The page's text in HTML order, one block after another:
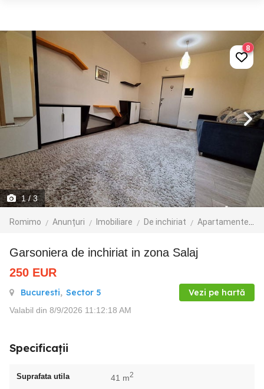
1/ 3
Romimo Anunțuri Imobiliare De inchiriat Apartamente de inchiriat
8
Garsoniera de inchiriat in zona Salaj
250 EUR
Bucuresti, Sector 5 Vezi pe hartă
Valabil din 8/9/2026 11:12:18 AM
Specificații
Suprafata utila 41 m2